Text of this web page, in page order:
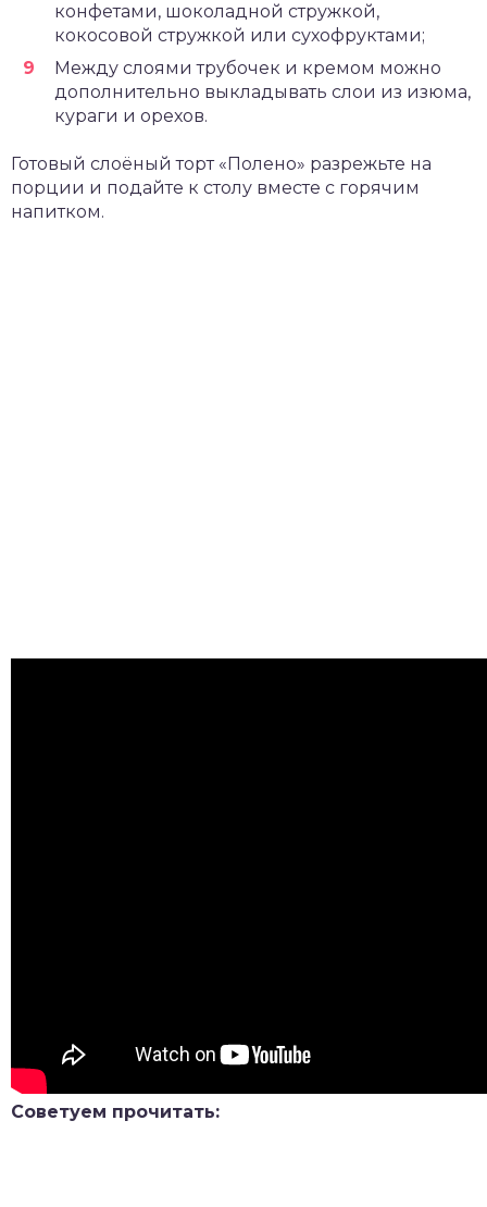
конфетами, шоколадной стружкой,
кокосовой стружкой или сухофруктами;
Между слоями трубочек и кремом можно
дополнительно выкладывать слои из изюма,
кураги и орехов.
Готовый слоёный торт «Полено» разрежьте на
порции и подайте к столу вместе с горячим
напитком.
Советуем прочитать: